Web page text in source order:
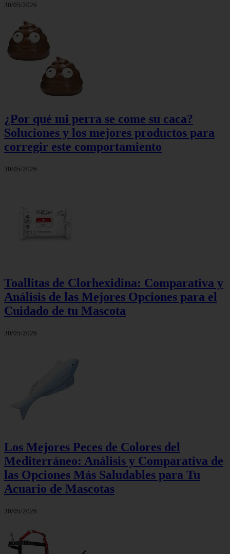
30/05/2026
¿Por qué mi perra se come su caca?
Soluciones y los mejores productos para
corregir este comportamiento
30/05/2026
Toallitas de Clorhexidina: Comparativa y
Análisis de las Mejores Opciones para el
Cuidado de tu Mascota
30/05/2026
Los Mejores Peces de Colores del
Mediterráneo: Análisis y Comparativa de
las Opciones Más Saludables para Tu
Acuario de Mascotas
30/05/2026